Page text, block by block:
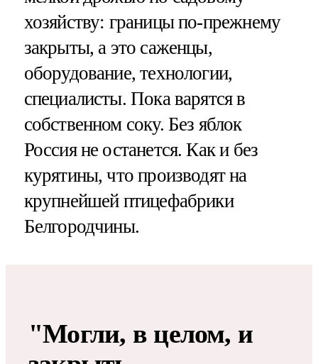
хозяйству: границы по-прежнему
закрыты, а это саженцы,
оборудование, технологии,
специалисты. Пока варятся в
собственном соку. Без яблок
Россия не останется. Как и без
курятины, что производят на
крупнейшей птицефабрики
Белгородчины.
"Могли, в целом, и